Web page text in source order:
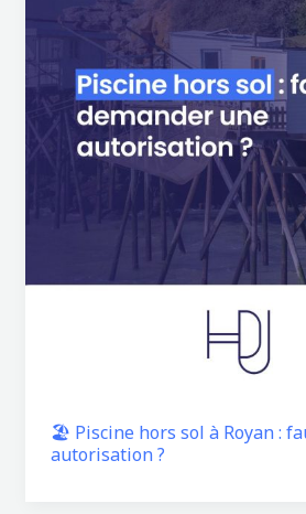
🏖️ Piscine hors sol à Royan :
autorisation ?